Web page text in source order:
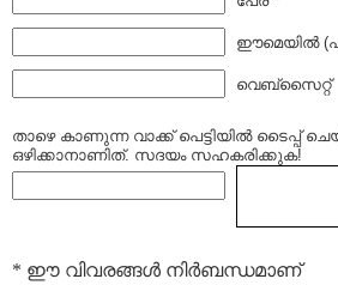
ഈമെയില്‍
വെബ്സൈറ്റ്
താഴെ കാണുന്ന വാക്ക് പെട്ടിയില്‍ ടൈപ്പ്‌
ഒഴിക്കാനാണിത്. സദയം സഹകരിക്കുക!
* ഈ വിവരങ്ങള്‍ നിര്‍ബന്ധമാണ്